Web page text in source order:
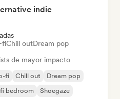
indie
fiChill outDream pop
de mayor impacto
fi Chill out
Dream pop
bedroom Shoegaze